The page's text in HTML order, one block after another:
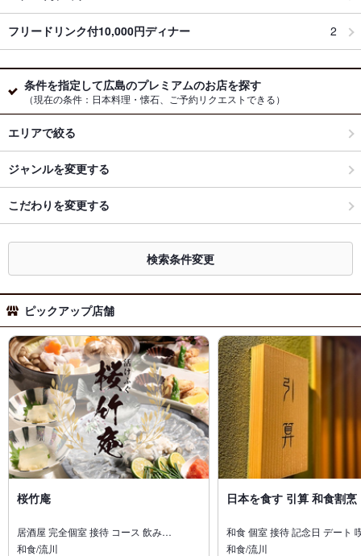
フリードリンク付10,000円ディナー 2
条件を指定して広島のプレミアムのお店を探す
（現在の条件：日本料理・懐石、ご予約リクエストできる）
エリアで絞る
ジャンルを変更する
こだわりを変更する
検索条件変更
ピックアップ店舗
桜竹庵
居酒屋 完全個室 接待 コース 飲み…
和食/流川
日本を食す 引算 和食割烹
和食 個室 接待 記念日 デート
和食/流川